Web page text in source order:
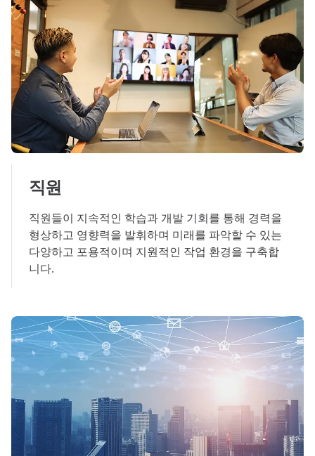
직원
직원들이 지속적인 학습과 개발 기회를 통해 경력을
형상하고 영향력을 발휘하며 미래를 파악할 수 있는
다양하고 포용적이며 지원적인 작업 환경을 구축합
니다.